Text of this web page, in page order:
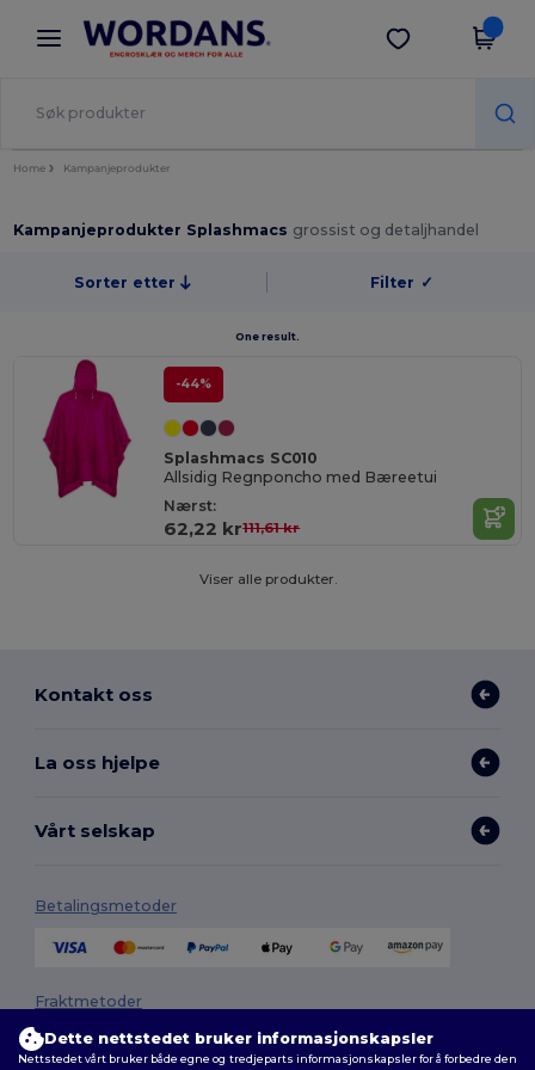
× Wordans-app
Bedre priser i appen!
Last ned app
Home Kampanjeprodukter
Kampanjeprodukter Splashmacs grossist og detaljhandel
Sorter etter Filter ✓
One result.
-44%
Splashmacs SC010
Allsidig Regnponcho med Bæreetui
Nærst:
62,22 kr111,61 kr
Viser alle produkter.
Kontakt oss
La oss hjelpe
Vårt selskap
Betalingsmetoder
Fraktmetoder
Dette nettstedet bruker informasjonskapsler
Nettstedet vårt bruker både egne og tredjeparts informasjonskapsler for å forbedre den